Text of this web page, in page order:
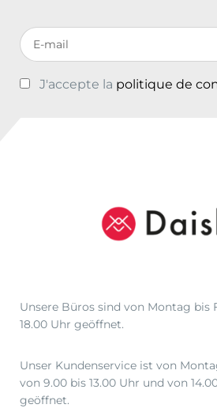
Votre adresse de messagerie
J'accepte la politique de
Unsere Büros sind von Montag bis
18.00 Uhr geöffnet.
Unser Kundenservice ist von
von 9.00 bis 13.00 Uhr und von
geöffnet.